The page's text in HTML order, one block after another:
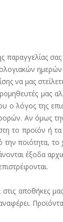
παραγγελίας
να μας
μας
λόγος της
Αν όμως
το προϊόν ή
ποιότητα,
έξοδα
αποθήκες
Προϊόντα